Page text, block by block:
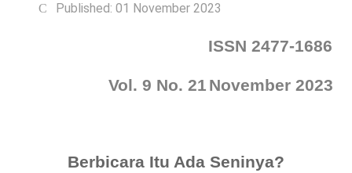
Published: 01 November 2023
ISSN 2477-1686
Vol. 9 No. 21 November 2023
Berbicara Itu Ada Seninya?